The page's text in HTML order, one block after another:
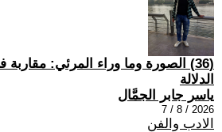
(36) الصورة وما وراء المرئي:
الدلالة
ياسر جابر الجمَّال
2026 / 8 / 7
الادب والفن